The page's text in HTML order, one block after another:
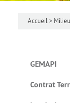
Accueil>
GEMAPI
Contrat